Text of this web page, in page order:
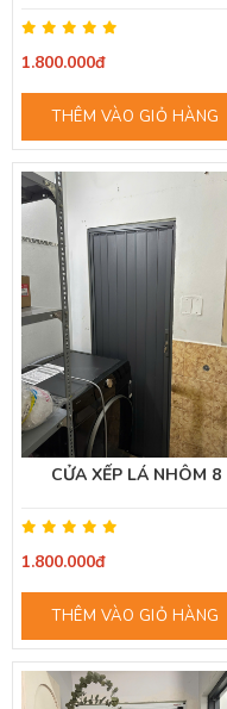
1.800.000đ
THÊM VÀO GIỎ HÀNG
CỬA XẾP LÁ NHÔM 8
1.800.000đ
THÊM VÀO GIỎ HÀNG